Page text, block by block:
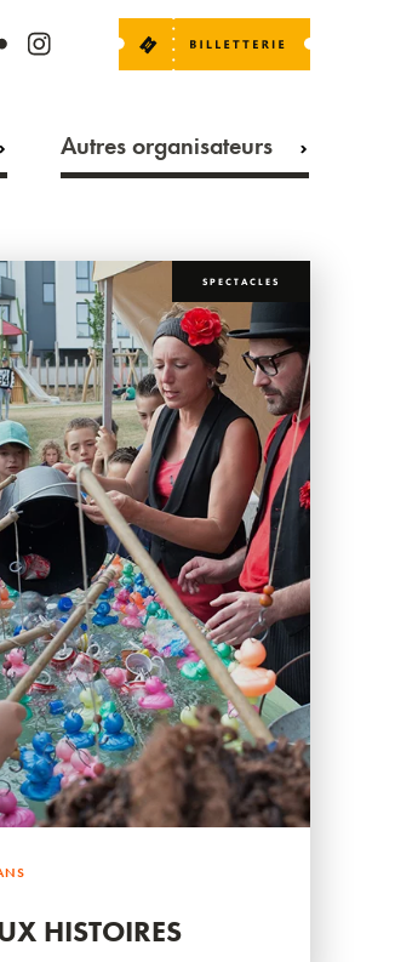
Autres organisateurs
SPECTACLES
HISTOIRES